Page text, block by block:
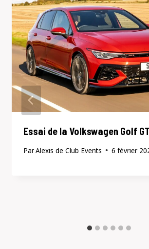
Essai de la Volkswagen Golf
ParAlexis de Club Events 6 février